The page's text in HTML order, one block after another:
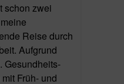
schon zwei
Reise durch
Aufgrund
Gesundheits-
Früh- und